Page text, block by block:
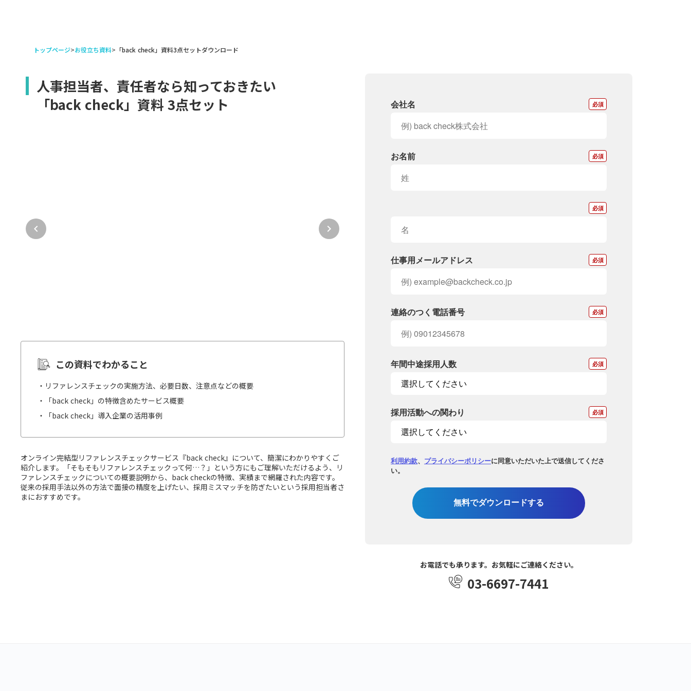
トップページ>お役立ち資料> 「back check」資料3点セットダウンロード
人事担当者、責任者なら知っておきたい
「back check」資料 3点セット
keyboard_arrow_left keyboard_arrow_right
この資料でわかること
・リファレンスチェックの実施方法、必要日数、注意点などの概要
・「back check」の特徴含めたサービス概要
・「back check」導入企業の活用事例
オンライン完結型リファレンスチェックサービス『back check』について、簡潔にわかりやすくご
紹介します。「そもそもリファレンスチェックって何…？」という方にもご理解いただけるよう、リ
ファレンスチェックについての概要説明から、back checkの特徴、実績まで網羅された内容です。
従来の採用手法以外の方法で面接の精度を上げたい、採用ミスマッチを防ぎたいという採用担当者さ
まにおすすめです。
*
会社名
*
お名前
*
*
仕事用メールアドレス
*
連絡のつく電話番号
*
年間中途採用人数
*
採用活動への関わり
利用約款、 プライバシーポリシーに同意いただいた上で送信してくださ
い。
無料でダウンロードする
お電話でも承ります。お気軽にご連絡ください。
03-6697-7441